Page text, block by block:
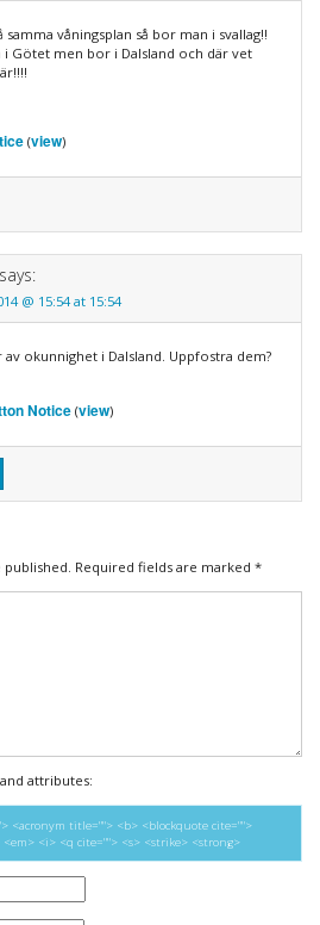
våningsplan så bor man i svallag!!
i Götet men bor i Dalsland och där vet
(view)
says:
@ 15:54 at 15:54
av okunnighet i Dalsland. Uppfostra dem?
Notice(view)
Required fields are marked *
attributes:
<acronym title=""> <b> <blockquote cite="">
<i> <q cite=""> <s> <strike> <strong>